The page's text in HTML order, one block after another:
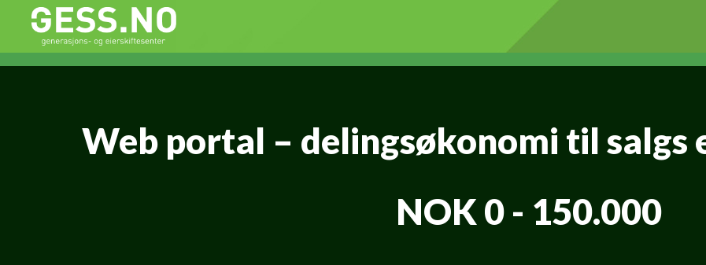
Generasjons- og eierskiftesenter
Web portal – delingsøkonomi til salgs
NOK 0 - 150.000